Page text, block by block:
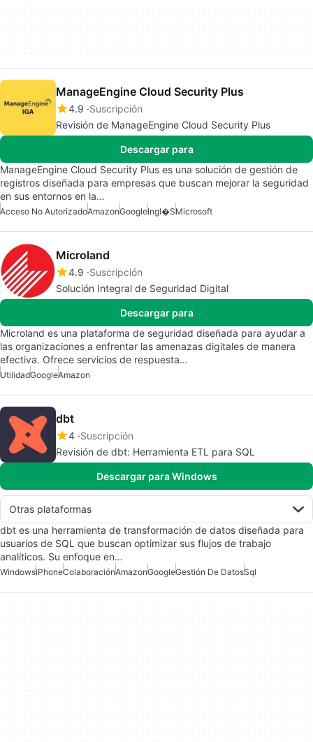
ManageEngine Cloud Security Plus
4.9 Suscripción
Revisión de ManageEngine Cloud Security Plus
Descargar para
ManageEngine Cloud Security Plus es una solución de gestión de
registros diseñada para empresas que buscan mejorar la seguridad
en sus entornos en la…
Acceso No AutorizadoAmazonGoogleIngl�sMicrosoft
Microland
4.9 Suscripción
Solución Integral de Seguridad Digital
Descargar para
Microland es una plataforma de seguridad diseñada para ayudar a
las organizaciones a enfrentar las amenazas digitales de manera
efectiva. Ofrece servicios de respuesta…
UtilidadGoogleAmazon
dbt
4 Suscripción
Revisión de dbt: Herramienta ETL para SQL
Descargar para Windows
Otras plataformas
dbt es una herramienta de transformación de datos diseñada para
usuarios de SQL que buscan optimizar sus flujos de trabajo
analíticos. Su enfoque en…
WindowsiPhoneColaboraciónAmazonGoogleGestión De DatosSql